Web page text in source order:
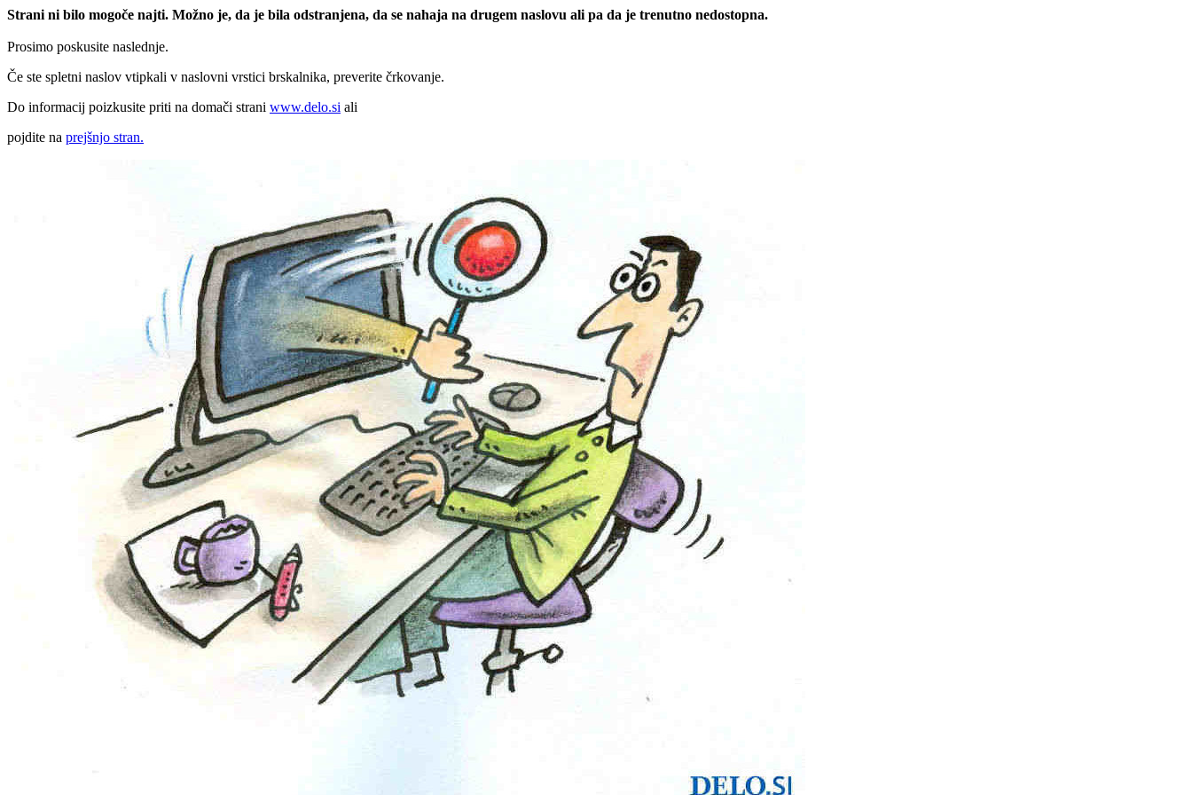
Strani ni bilo mogoče najti. Možno je, da je bila odstranjena, da se nahaja na drugem naslovu ali pa da je trenutno nedostopna.
Prosimo poskusite naslednje.
Če ste spletni naslov vtipkali v naslovni vrstici brskalnika, preverite črkovanje.
Do informacij poizkusite priti na domači strani www.delo.si ali
pojdite na prejšnjo stran.